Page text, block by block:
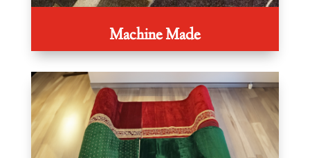
Machine Made